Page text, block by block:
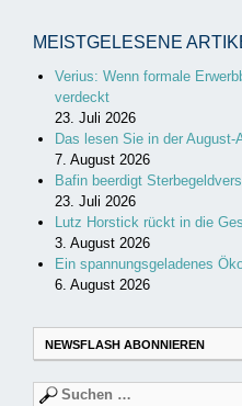
MEISTGELESENE
Verius: Wenn formale
verdeckt
23. Juli 2026
Das lesen Sie in der August-
7. August 2026
Bafin beerdigt
23. Juli 2026
Lutz Horstick rückt in die
3. August 2026
Ein spannungsgeladenes
6. August 2026
NEWSFLASH ABONNIEREN
Suchen